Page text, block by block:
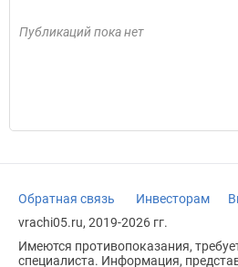
Публикаций пока нет
Обратная связь Инвесторам
vrachi05.ru, 2019-2026 гг.
Имеются противопоказания,
специалиста. Информация,